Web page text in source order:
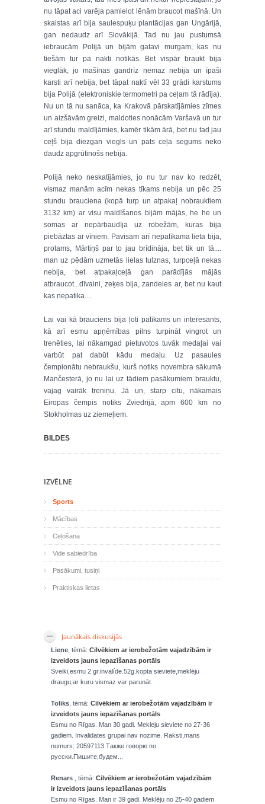
nu tāpat aci varēja pamielot lēnām braucot mašīnā. Un
skaistas arī bija saulespuķu plantācijas gan Ungārijā,
gan nedaudz arī Slovākijā. Tad nu jau pustumsā
iebraucām Polijā un bijām gatavi murgam, kas nu
tiešām tur pa nakti notikās. Bet vispār braukt bija
vieglāk, jo mašīnas gandrīz nemaz nebija un īpaši
karsti arī nebija, bet tāpat naktī vēl 33 grādi karstums
bija Polijā (elektroniskie termometri pa ceļam tā rādīja).
Nu un tā nu sanāca, ka Krakovā pārskatījāmies zīmes
un aizšāvām greizi, maldoties nonācām Varšavā un tur
arī stundu maldījāmies, kamēr tikām ārā, bet nu tad jau
ceļš bija diezgan viegls un pats ceļa segums neko
daudz apgrūtinošs nebija.
Polijā neko neskatījāmies, jo nu tur nav ko redzēt,
vismaz manām acīm nekas tīkams nebija un pēc 25
stundu brauciena (kopā turp un atpakaļ nobrauktiem
3132 km) ar visu maldīšanos bijām mājās, he he un
somas ar nepārbaudīja uz robežām, kuras bija
piebāztas ar vīniem. Pavisam arī nepatīkama lieta bija,
protams, Mārtiņš par to jau brīdināja, bet tik un tā....
man uz pēdām uzmetās lielas tulznas, turpceļā nekas
nebija, bet atpakaļceļā gan parādījās mājās
atbraucot...dīvaini, zeķes bija, zandeles ar, bet nu kaut
kas nepatika....
Lai vai kā brauciens bija ļoti patīkams un interesants,
kā arī esmu apņēmības pilns turpināt vingrot un
trenēties, lai nākamgad pietuvotos tuvāk medaļai vai
varbūt pat dabūt kādu medaļu. Uz pasaules
čempionātu nebraukšu, kurš notiks novembra sākumā
Mančesterā, jo nu lai uz tādiem pasākumiem brauktu,
vajag vairāk treniņu. Jā un, starp citu, nākamais
Eiropas čempis notiks Zviedrijā, apm 600 km no
Stokholmas uz ziemeļiem.
BILDES
IZVĒLNE
Sports
Mācības
Ceļošana
Vide sabiedrība
Pasākumi, tusiņi
Praktiskas lietas
Jaunākais diskusijās
Liene , tēmā: Cilvēkiem ar ierobežotām vajadzībām ir
izveidots jauns iepazīšanas portāls
Sveiki,esmu 2 gr.invalíde.52g.kopta sieviete,meklēju
draugu,ar kuru vismaz var parunāt.
Toliks , tēmā: Cilvēkiem ar ierobežotām vajadzībām ir
izveidots jauns iepazīšanas portāls
Esmu no Rīgas. Man 30 gadi. Mekleju sieviete no 27-36
gadiem. Invalidates grupai nav nozime. Raksti,mans
numurs: 20597113.Также говорю по
русски.Пишите,будем...
Renars , tēmā: Cilvēkiem ar ierobežotām vajadzībām
ir izveidots jauns iepazīšanas portāls
Esmu no Rīgas. Man ir 39 gadi. Meklēju no 25-40 gadiem